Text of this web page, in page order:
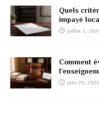
Quels
impayé
juillet 3,
Comment
juin 29, 2026